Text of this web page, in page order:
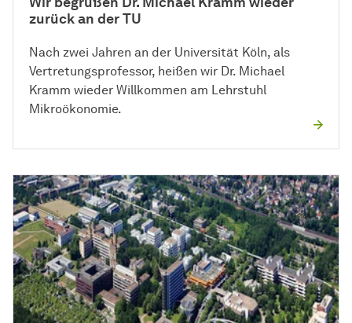
zurück an der TU
Nach zwei Jahren an der Universität Köln, als
Vertretungsprofessor, heißen wir Dr. Michael
Kramm wieder Willkommen am Lehrstuhl
Mikroökonomie.